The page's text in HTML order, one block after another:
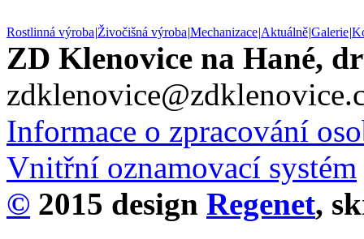
Rostlinná výroba|Živočišná výroba|Mechanizace|Aktuálně|Galerie|
ZD Klenovice na Hané,
Informace o zpracování
Vnitřní oznamovací systém
© 2015 design Regenet,